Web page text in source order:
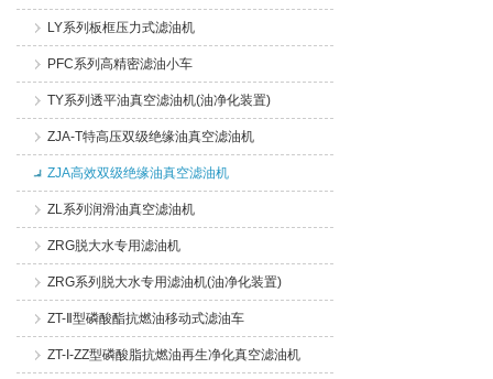
LY系列板框压力式滤油机
PFC系列高精密滤油小车
TY系列透平油真空滤油机(油净化装置)
ZJA-T特高压双级绝缘油真空滤油机
ZJA高效双级绝缘油真空滤油机
ZL系列润滑油真空滤油机
ZRG脱大水专用滤油机
ZRG系列脱大水专用滤油机(油净化装置)
ZT-Ⅱ型磷酸酯抗燃油移动式滤油车
ZT-I-ZZ型磷酸脂抗燃油再生净化真空滤油机